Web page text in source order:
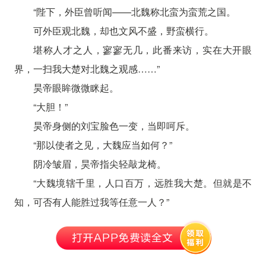
“陛下，外臣曾听闻——北魏称北蛮为蛮荒之国。
可外臣观北魏，却也文风不盛，野蛮横行。
堪称人才之人，寥寥无几，此番来访，实在大开眼
界，一扫我大楚对北魏之观感……”
昊帝眼眸微微眯起。
“大胆！”
昊帝身侧的刘宝脸色一变，当即呵斥。
“那以使者之见，大魏应当如何？”
阴冷皱眉，昊帝指尖轻敲龙椅。
“大魏境辖千里，人口百万，远胜我大楚。但就是不
知，可否有人能胜过我等任意一人？”